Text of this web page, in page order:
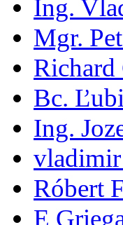
Ing.
Mgr.
Bc.
Ing.
Róbert
E